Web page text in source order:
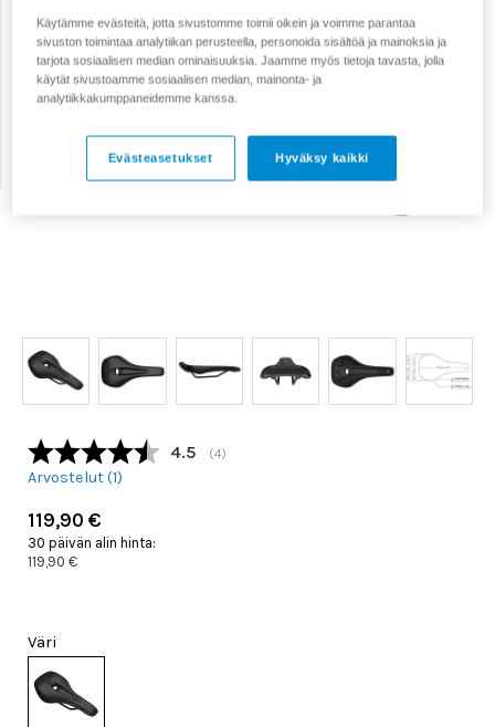
Keskimääräinen luokitus:
4.5 (äänet:
4)
Arvostelut (1)
119,90 €
30 päivän alin hinta:
119,90 €
Väri
Käytämme evästeitä, jotta sivustomme toimii oikein ja voimme parantaa
sivuston toimintaa analytiikan perusteella, personoida sisältöä ja mainoksia ja
tarjota sosiaalisen median ominaisuuksia. Jaamme myös tietoja tavasta, jolla
käytät sivustoamme sosiaalisen median, mainonta- ja
analytiikkakumppaneidemme kanssa.
Hyväksy kaikki
Evästeasetukset